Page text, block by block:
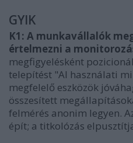
GYIK
K1: A munkavállalók
értelmezni a
megfigyelésként
telepítést "AI használati
megfelelő eszközök
összesített
felmérés anonim legyen.
épít; a titkolózás